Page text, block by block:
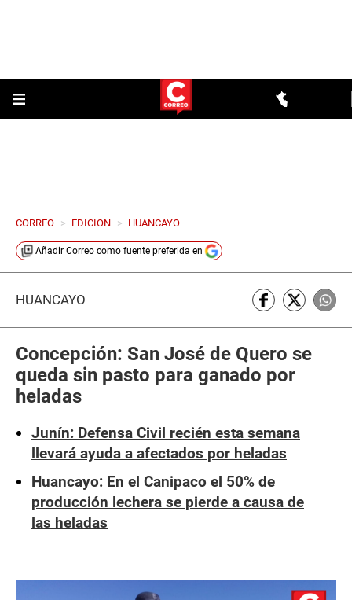
CORREO > EDICION > HUANCAYO
Añadir Correo como fuente preferida en
HUANCAYO
Concepción: San José de Quero se
queda sin pasto para ganado por
heladas
Junín: Defensa Civil recién esta semana
llevará ayuda a afectados por heladas
Huancayo: En el Canipaco el 50% de
producción lechera se pierde a causa de
las heladas